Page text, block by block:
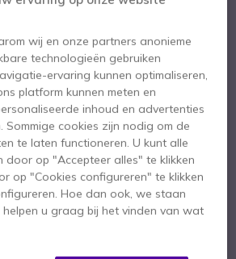
IN WINKELWAGEN
BINNEN 4 UUR
Levering:24/48 h
wij en onze partners anonieme
technologieën gebruiken
ervaring kunnen optimaliseren,
platform kunnen meten en
inhoud en advertenties
Sommige cookies zijn nodig om de
te laten functioneren. U kunt alle
door op "Accepteer alles" te klikken
op "Cookies configureren" te klikken
Hoe dan ook, we staan
u graag bij het vinden van wat